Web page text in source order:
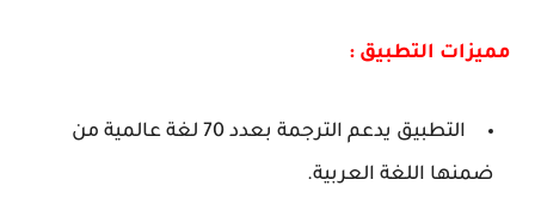
مميزات التطبيق :
التطبيق يدعم الترجمة بعدد 70 لغة عالمية من
ضمنها اللغة العربية.